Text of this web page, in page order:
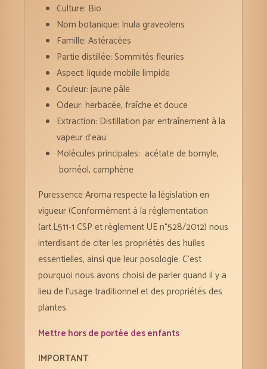
Culture: Bio
Nom botanique: Inula graveolens
Famille: Astéracées
Partie distillée: Sommités fleuries
Aspect: liquide mobile limpide
Couleur: jaune pâle
Odeur: herbacée, fraîche et douce
Extraction: Distillation par entraînement à la
vapeur d’eau
Molécules principales: acétate de bornyle,
bornéol, camphène
Puressence Aroma respecte la législation en
vigueur (Conformément à la réglementation
(art.L511-1 CSP et règlement UE n°528/2012) nous
interdisant de citer les propriétés des huiles
essentielles, ainsi que leur posologie. C’est
pourquoi nous avons choisi de parler quand il y a
lieu de l’usage traditionnel et des propriétés des
plantes.
Mettre hors de portée des enfants
IMPORTANT